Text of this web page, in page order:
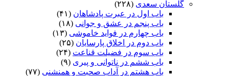
گلستان سعدی (۲۲۸)
باب اول در عبرت پادشاهان (۴۱)
باب پنجم در عشق و جوانى (۱۸)
باب چهارم در فواید خاموشى (۱۳)
باب دوم در اخلاق پارسایان (۲۵)
باب سوم در فضیلت قناعت (۲۴)
باب ششم در ناتوانى و پیرى (۹)
باب هشتم در آداب صحبت و همنشنى (۷۷)